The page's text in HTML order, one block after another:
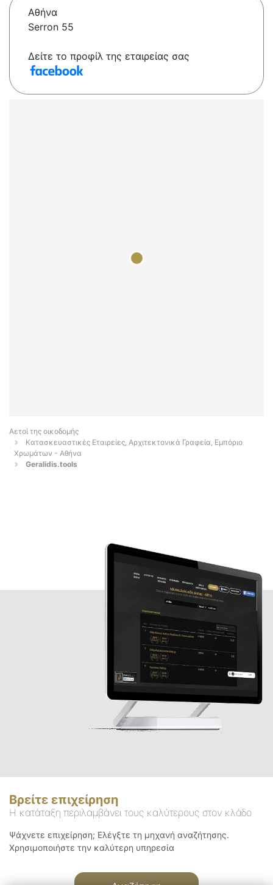
Αθήνα
Serron 55
Δείτε το προφίλ της εταιρείας σας
Αετοί της οικοδομής
Κατασκευαστικές Εταιρείες, Αρχιτεκτονικά Γραφεία, Εμπόριο
Χρωμάτων - Αθήνα
Geralidis.tools
Βρείτε επιχείρηση
Η κατάταξη περιλαμβάνει τους καλύτερους στον κλάδο
Ψάχνετε επιχείρηση; Ελέγξτε τη μηχανή αναζήτησης.
Χρησιμοποιήστε την καλύτερη υπηρεσία